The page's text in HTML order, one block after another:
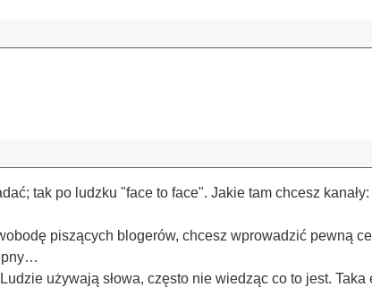
tak po ludzku "face to face". Jakie tam chcesz
piszących blogerów, chcesz wprowadzić pewną
używają słowa, często nie wiedząc co to jest. Taka